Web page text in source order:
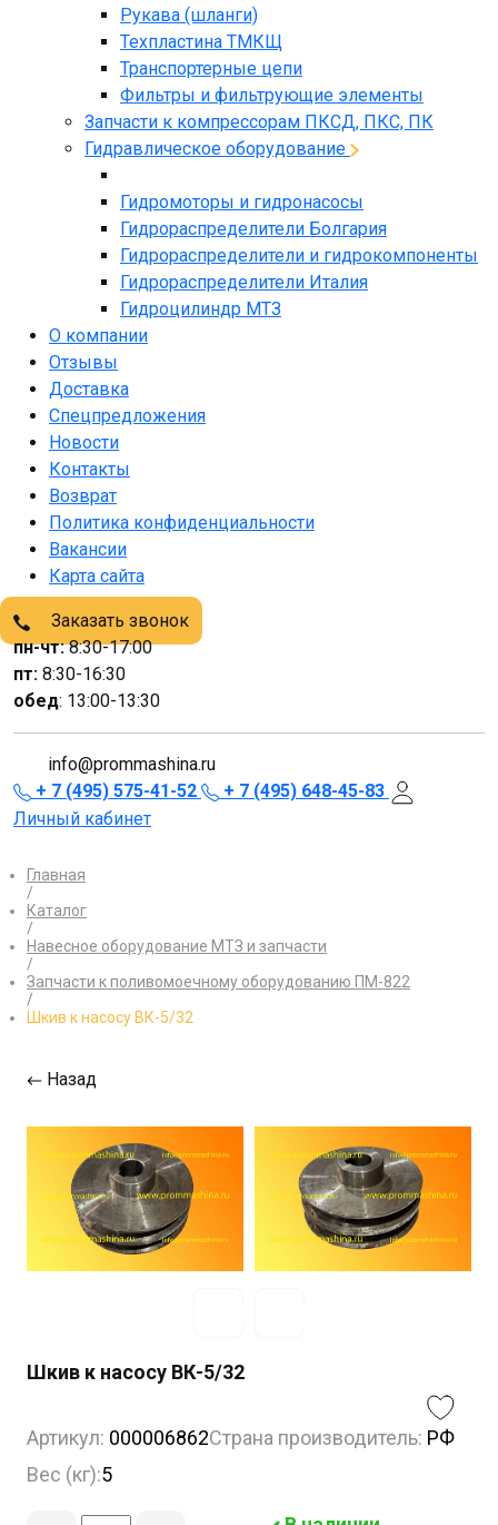
Рукава (шланги)
Техпластина ТМКЩ
Транспортерные цепи
Фильтры и фильтрующие элементы
Запчасти к компрессорам ПКСД, ПКС, ПК
Гидравлическое оборудование
Гидромоторы и гидронасосы
Гидрораспределители Болгария
Гидрораспределители и гидрокомпоненты
Гидрораспределители Италия
Гидроцилиндр МТЗ
О компании
Отзывы
Доставка
Спецпредложения
Новости
Контакты
Возврат
Политика конфиденциальности
Вакансии
Карта сайта
Заказать звонок
пн-чт:8:30-17:00
пт: 8:30-16:30
обед: 13:00-13:30
info@prommashina.ru
+ 7 (495) 575-41-52
+ 7 (495) 648-45-83
Личный кабинет
Главная
/
Каталог
/
Навесное оборудование МТЗ и запчасти
/
Запчасти к поливомоечному оборудованию ПМ-822
/
Шкив к насосу ВК-5/32
Назад
Шкив к насосу ВК-5/32
Артикул: 000006862Страна производитель: РФ
Вес (кг):5